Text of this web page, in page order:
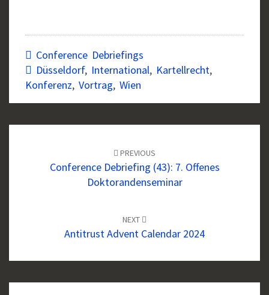
Conference Debriefings
Düsseldorf, International, Kartellrecht,
Konferenz, Vortrag, Wien
PREVIOUS
Conference Debriefing (43): 7. Offenes
Doktorandenseminar
NEXT
Antitrust Advent Calendar 2024